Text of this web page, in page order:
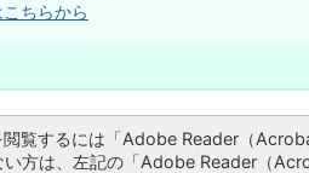
ちらから
閲覧するには「Adobe Reader（
い方は、左記の「Adobe Reader（